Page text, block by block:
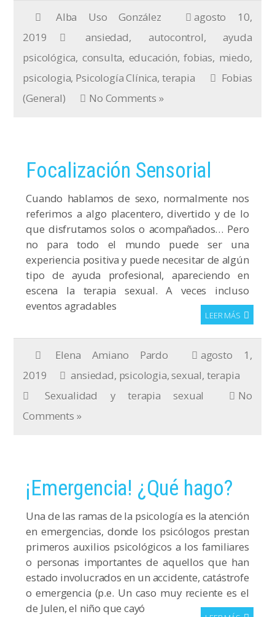
Alba Uso González
agosto 10,
2019
ansiedad, autocontrol,ayuda
psicológica, consulta, educación,fobias, miedo,
psicologia, Psicología Clínica, terapia
Fobias
(General)
No Comments »
Focalización Sensorial
Cuando hablamos de sexo, normalmente nos
referimos a algo placentero, divertido y de lo
que disfrutamos solos o acompañados… Pero
no para todo el mundo puede ser una
experiencia positiva y puede necesitar de algún
tipo de ayuda profesional, apareciendo en
escena la terapia sexual. A veces incluso
eventos agradables
LEER MÁS
Elena Amiano Pardo
agosto 1,
2019
ansiedad, psicologia,sexual, terapia
Sexualidad y terapia sexual
No
Comments »
¡Emergencia! ¿Qué hago?
Una de las ramas de la psicología es la atención
en emergencias, donde los psicólogos prestan
primeros auxilios psicológicos a los familiares
o personas importantes de aquellos que han
estado involucrados en un accidente, catástrofe
o emergencia (p.e. Un caso muy reciente es el
de Julen, el niño que cayó